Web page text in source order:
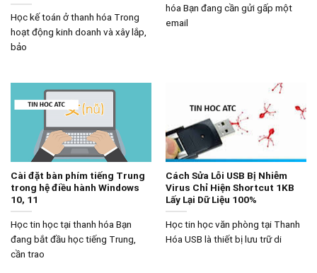
Học kế toán ở thanh hóa Trong
hoạt động kinh doanh và xây lắp,
bảo
hóa Bạn đang cần gửi gấp một
email
Cài đặt bàn phím tiếng Trung
trong hệ điều hành Windows
10, 11
Học tin học tại thanh hóa Bạn
đang bắt đầu học tiếng Trung,
cần trao
Cách Sửa Lỗi USB Bị Nhiễm
Virus Chỉ Hiện Shortcut 1KB
Lấy Lại Dữ Liệu 100%
Học tin học văn phòng tại Thanh
Hóa USB là thiết bị lưu trữ di